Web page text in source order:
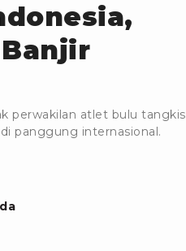
perwakilan atlet bulu tangkis
panggung internasional.